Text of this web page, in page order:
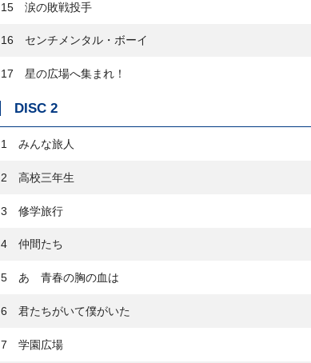
15 涙の敗戦投手
16 センチメンタル・ボーイ
17 星の広場へ集まれ！
DISC 2
1 みんな旅人
2 高校三年生
3 修学旅行
4 仲間たち
5 あゝ青春の胸の血は
6 君たちがいて僕がいた
7 学園広場